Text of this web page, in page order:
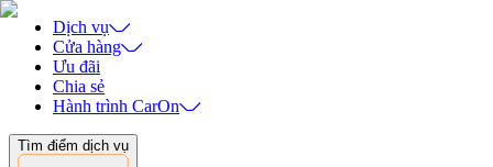
Dịch vụ
Cửa hàng
Ưu đãi
Chia sẻ
Hành trình CarOn
Tìm điểm dịch vụ